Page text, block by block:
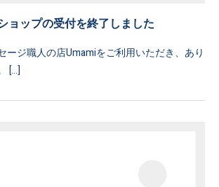
ョップの受付を終了しました
ージ職人の店Umamiをご利用いただき、あり
[…]